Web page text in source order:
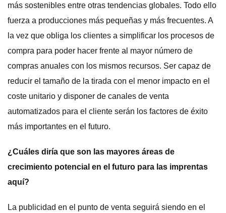
más sostenibles entre otras tendencias globales. Todo ello
fuerza a producciones más pequeñas y más frecuentes. A
la vez que obliga los clientes a simplificar los procesos de
compra para poder hacer frente al mayor número de
compras anuales con los mismos recursos. Ser capaz de
reducir el tamaño de la tirada con el menor impacto en el
coste unitario y disponer de canales de venta
automatizados para el cliente serán los factores de éxito
más importantes en el futuro.
¿Cuáles diría que son las mayores áreas de
crecimiento potencial en el futuro para las imprentas
aquí?
La publicidad en el punto de venta seguirá siendo en el